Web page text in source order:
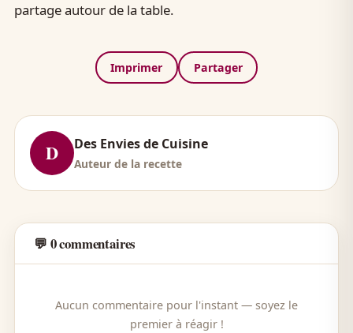
partage autour de la table.
Imprimer Partager
D Des Envies de Cuisine
Auteur de la recette
💬 0 commentaires
Aucun commentaire pour l'instant — soyez le
premier à réagir !